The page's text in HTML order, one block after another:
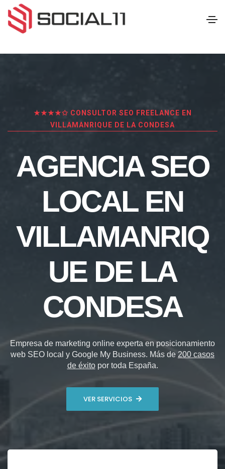
★★★★✩ CONSULTOR SEO FREELANCE EN
VILLAMANRIQUE DE LA CONDESA
AGENCIA SEO
LOCAL EN
VILLAMANRIQ
UE DE LA
CONDESA
Empresa de marketing online experta en posicionamiento
web SEO local y Google My Business. Más de 200 casos
de éxitopor toda España.
VER SERVICIOS